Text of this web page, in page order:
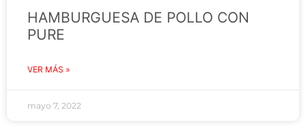
HAMBURGUESA DE POLLO CON
PURE
VER MÁS »
mayo 7, 2022